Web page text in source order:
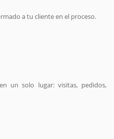
a tu cliente en el proceso.
un solo lugar: visitas, pedidos,